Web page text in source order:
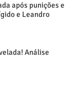
após punições e
e Leandro
Análise